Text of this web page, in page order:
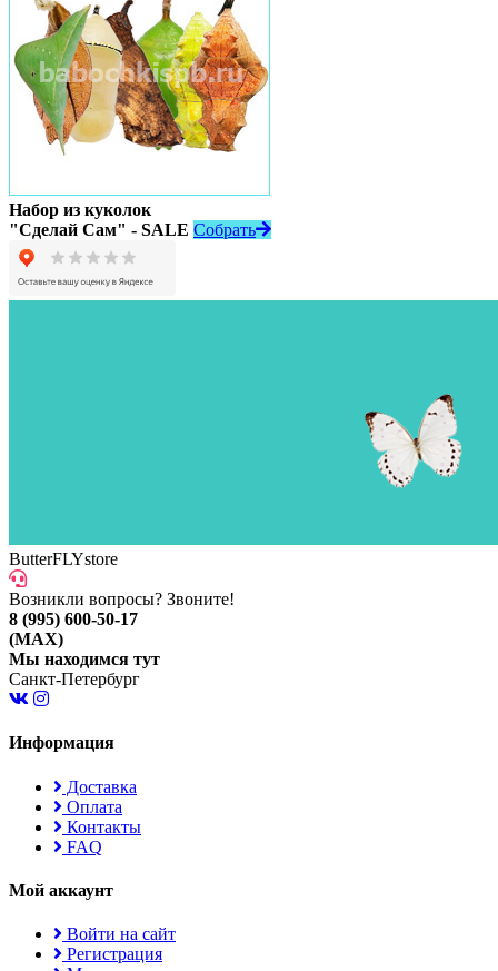
Набор из куколок
"Сделай Сам" - SALE Собрать
ButterFLYstore
Возникли вопросы? Звоните!
8 (995) 600-50-17
(MAX)
Мы находимся тут
Санкт-Петербург
Информация
Доставка
Оплата
Контакты
FAQ
Мой аккаунт
Войти на сайт
Регистрация